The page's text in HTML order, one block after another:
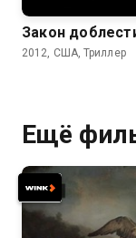
Закон
2012, США, Триллер
Ещё